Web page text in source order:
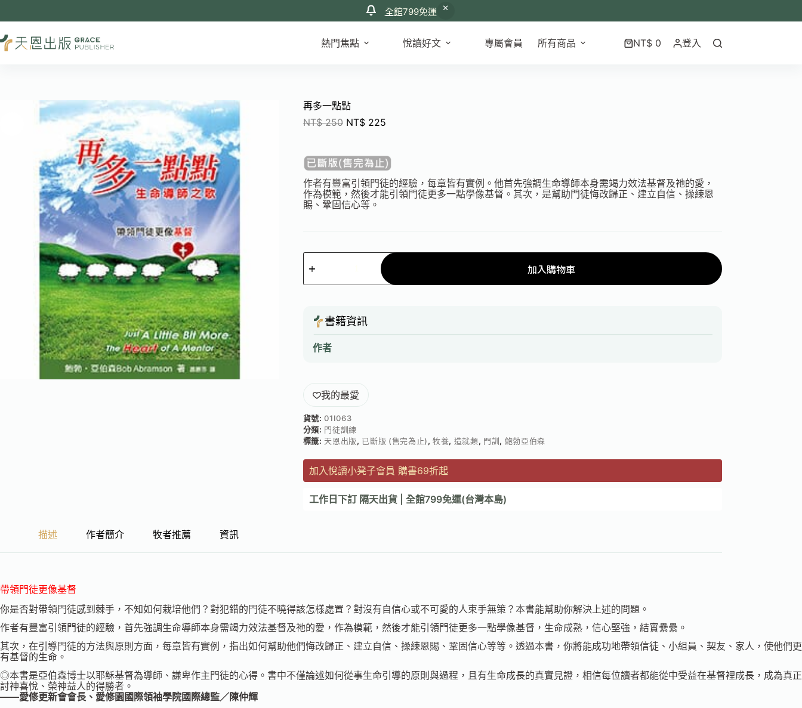
全館799免運
熱門焦點 悅讀好文 專屬會員 所有商品 NT$0 登入
再多一點點
NT$250 NT$225
作者有豐富引領門徒的經驗，每章皆有實例。他首先強調生命導師本身需竭力效法基督及祂的愛，
作為模範，然後才能引領門徒更多一點學像基督。其次，是幫助門徒悔改歸正、建立自信、操練恩
賜、鞏固信心等。
加入購物車
書籍資訊
作者
我的最愛
貨號:01I063
分類: 門徒訓練
標籤: 天恩出版, 已斷版 (售完為止),牧養, 造就類, 門訓, 鮑勃亞伯森
加入悅讀小凳子會員 購書69折起
工作日下訂 隔天出貨 | 全館799免運(台灣本島)
描述 作者簡介 牧者推薦 資訊
帶領門徒更像基督
你是否對帶領門徒感到棘手，不知如何栽培他們？對犯錯的門徒不曉得該怎樣處置？對沒有自信心或不可愛的人束手無策？本書能幫助你解決上述的問題。
作者有豐富引領門徒的經驗，首先強調生命導師本身需竭力效法基督及祂的愛，作為模範，然後才能引領門徒更多一點學像基督，生命成熟，信心堅強，結實纍纍。
其次，在引導門徒的方法與原則方面，每章皆有實例，指出如何幫助他們悔改歸正、建立自信、操練恩賜、鞏固信心等等。透過本書，你將能成功地帶領信徒、小組員、契友、家人，使他們更
有基督的生命。
◎本書是亞伯森博士以耶穌基督為導師、謙卑作主門徒的心得。書中不僅論述如何從事生命引導的原則與過程，且有生命成長的真實見證，相信每位讀者都能從中受益在基督裡成長，成為真正
討神喜悅、榮神益人的得勝者。
——愛修更新會會長、愛修園國際領袖學院國際總監／陳仲輝